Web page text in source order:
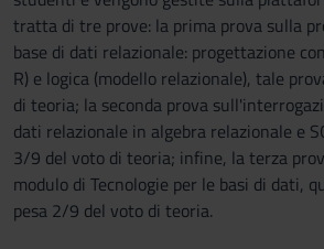
tratta di tre prove: la prima prova sulla
base di dati relazionale: progettazione
R) e logica (modello relazionale), tale
di teoria; la seconda prova
dati relazionale in algebra relazionale e
3/9 del voto di teoria; infine, la terza
modulo di Tecnologie per le basi di dati,
pesa 2/9 del voto di teoria.